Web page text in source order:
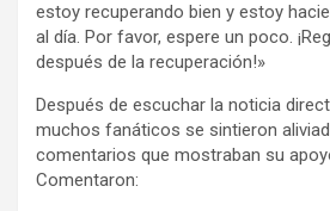
estoy recuperando bien y estoy
al día. Por favor, espere un poco.
después de la recuperación!»
Después de escuchar la noticia
muchos fanáticos se sintieron
comentarios que mostraban su
Comentaron: